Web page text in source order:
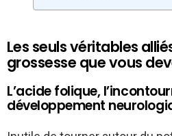
Les seuls véritables
grossesse que vous
L’acide folique,
développement